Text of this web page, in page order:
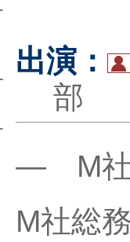
出演：
― M
M社総